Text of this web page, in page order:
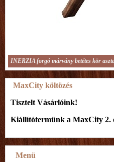
INERZIA forgó márvány betétes kör
MaxCity költözés
Tisztelt Vásárlóink!
Kiállítótermünk a MaxCity 2.
Menü